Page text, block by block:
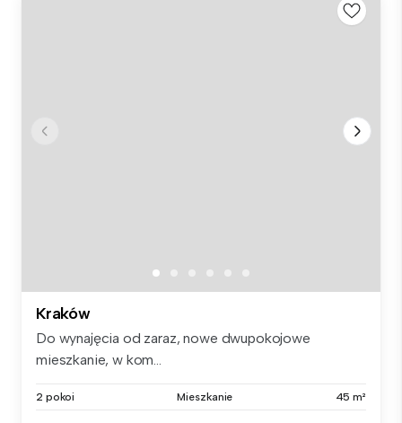
Kraków
Do wynajęcia od zaraz, nowe dwupokojowe
mieszkanie, w kom...
2 pokoi Mieszkanie 45 m²